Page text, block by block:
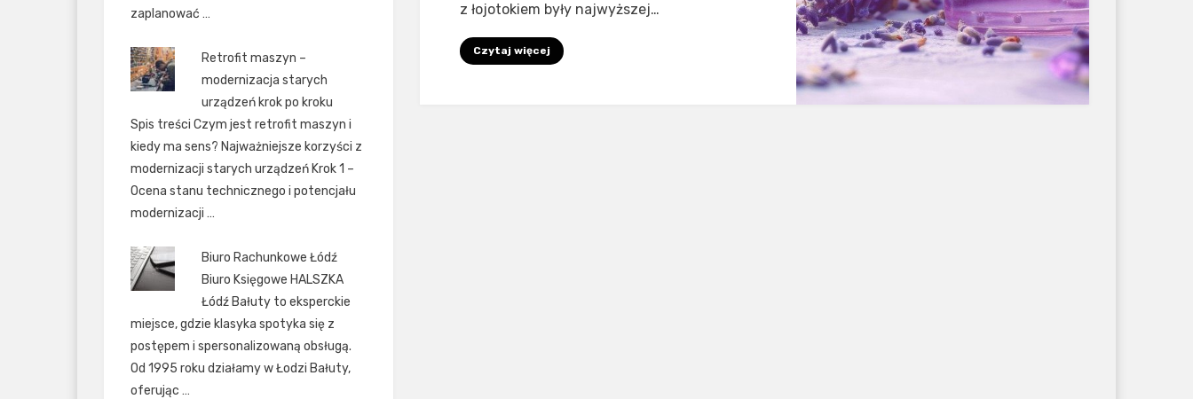
z łojotokiem były najwyższej…
Czytaj więcej
zaplanować …
Retrofit maszyn –
modernizacja starych
urządzeń krok po kroku
Spis treści Czym jest retrofit maszyn i
kiedy ma sens? Najważniejsze korzyści z
modernizacji starych urządzeń Krok 1 –
Ocena stanu technicznego i potencjału
modernizacji …
Biuro Rachunkowe Łódź
Biuro Księgowe HALSZKA
Łódź Bałuty to eksperckie
miejsce, gdzie klasyka spotyka się z
postępem i spersonalizowaną obsługą.
Od 1995 roku działamy w Łodzi Bałuty,
oferując …